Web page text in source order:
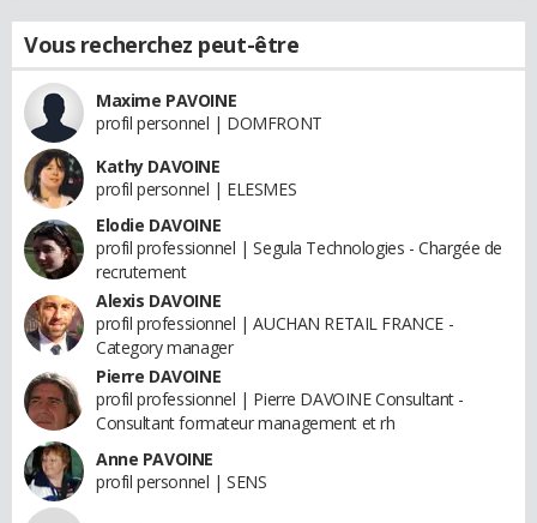
Vous recherchez peut-être
Maxime PAVOINE
profil personnel | DOMFRONT
Kathy DAVOINE
profil personnel | ELESMES
Elodie DAVOINE
profil professionnel | Segula Technologies - Chargée de
recrutement
Alexis DAVOINE
profil professionnel | AUCHAN RETAIL FRANCE -
Category manager
Pierre DAVOINE
profil professionnel | Pierre DAVOINE Consultant -
Consultant formateur management et rh
Anne PAVOINE
profil personnel | SENS